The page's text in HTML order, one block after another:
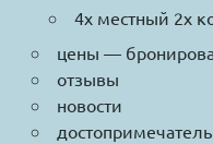
4х местный 2х
цены —
отзывы
новости